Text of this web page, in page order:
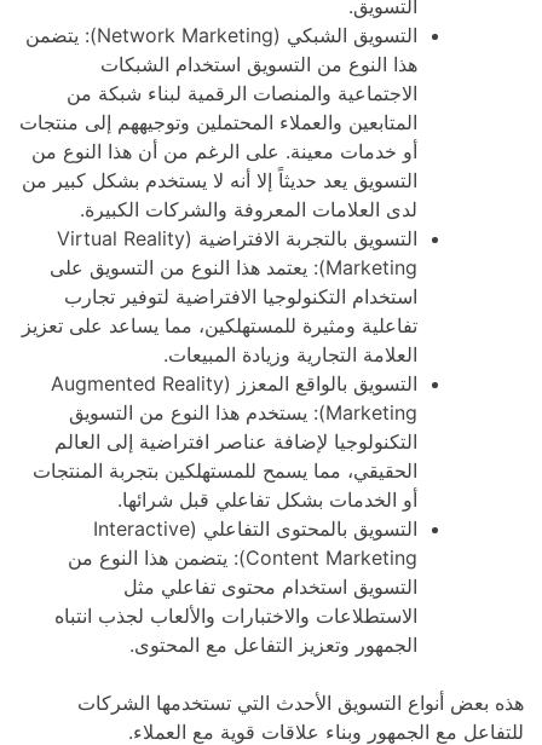
التسويق.
التسويق الشبكي (Network Marketing): يتضمن
هذا النوع من التسويق استخدام الشبكات
الاجتماعية والمنصات الرقمية لبناء شبكة من
المتابعين والعملاء المحتملين وتوجيههم إلى منتجات
أو خدمات معينة. على الرغم من أن هذا النوع من
التسويق يعد حديثاً إلا أنه لا يستخدم بشكل كبير من
لدى العلامات المعروفة والشركات الكبيرة.
التسويق بالتجربة الافتراضية (Virtual Reality
Marketing): يعتمد هذا النوع من التسويق على
استخدام التكنولوجيا الافتراضية لتوفير تجارب
تفاعلية ومثيرة للمستهلكين، مما يساعد على تعزيز
العلامة التجارية وزيادة المبيعات.
التسويق بالواقع المعزز (Augmented Reality
Marketing): يستخدم هذا النوع من التسويق
التكنولوجيا لإضافة عناصر افتراضية إلى العالم
الحقيقي، مما يسمح للمستهلكين بتجربة المنتجات
أو الخدمات بشكل تفاعلي قبل شرائها.
التسويق بالمحتوى التفاعلي (Interactive
Content Marketing): يتضمن هذا النوع من
التسويق استخدام محتوى تفاعلي مثل
الاستطلاعات والاختبارات والألعاب لجذب انتباه
الجمهور وتعزيز التفاعل مع المحتوى.
هذه بعض أنواع التسويق الأحدث التي تستخدمها الشركات
للتفاعل مع الجمهور وبناء علاقات قوية مع العملاء.